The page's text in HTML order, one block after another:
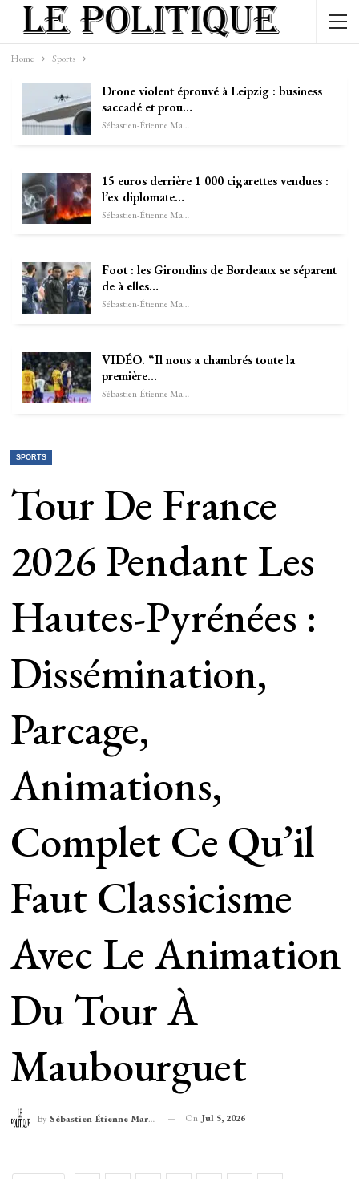
Home Sports
Drone violent éprouvé à Leipzig : business
saccadé et prou…
Sébastien-Étienne Marechal
15 euros derrière 1 000 cigarettes vendues :
l’ex diplomate…
Sébastien-Étienne Marechal
Foot : les Girondins de Bordeaux se séparent
de à elles…
Sébastien-Étienne Marechal
VIDÉO. “Il nous a chambrés toute la
première…
Sébastien-Étienne Marechal
SPORTS
Tour De France
2026 Pendant Les
Hautes-Pyrénées :
Dissémination,
Parcage,
Animations,
Complet Ce Qu’il
Faut Classicisme
Avec Le Animation
Du Tour À
Maubourguet
By Sébastien-Étienne Marechal On Jul 5, 2026